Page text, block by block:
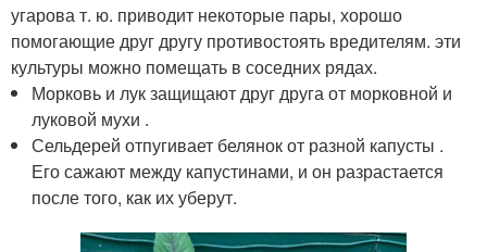
угарова т. ю. приводит некоторые пары, хорошо
помогающие друг другу противостоять вредителям. эти
культуры можно помещать в соседних рядах.
Морковь и лук защищают друг друга от морковной и
луковой мухи .
Сельдерей отпугивает белянок от разной капусты .
Его сажают между капустинами, и он разрастается
после того, как их уберут.